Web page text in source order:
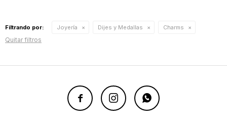
Filtrando por: Joyería Dijes y Medallas Charms
Quitar filtros
  